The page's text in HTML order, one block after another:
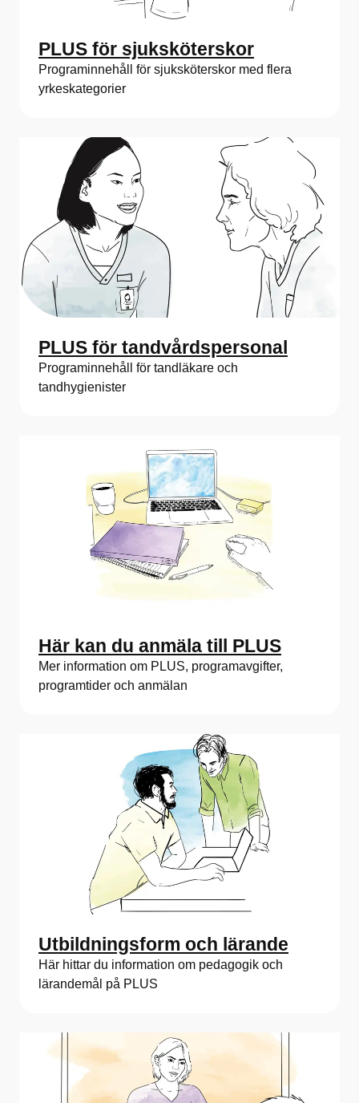
PLUS för sjuksköterskor
Programinnehåll för sjuksköterskor med flera
yrkeskategorier
PLUS för tandvårdspersonal
Programinnehåll för tandläkare och
tandhygienister
Här kan du anmäla till PLUS
Mer information om PLUS, programavgifter,
programtider och anmälan
Utbildningsform och lärande
Här hittar du information om pedagogik och
lärandemål på PLUS